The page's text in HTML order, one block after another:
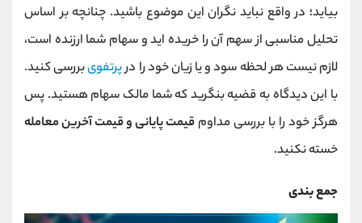
بیاید؛ در واقع نباید نگران این موضوع باشید. چنانچه بر اساس
تحلیل مناسبی از سهم آن را خریده اید و سهام شما ارزنده است،
لازم نیست هر لحظه سود و یا زیان خود را درپرتفویبررسی کنید.
با این دیدگاه به قضیه بنگرید که شما مالک سهام هستید. پس
هرگز خود را با بررسی مداوم قیمت پایانی و قیمت آخرین معامله
خسته نکنید.
جمع بندی